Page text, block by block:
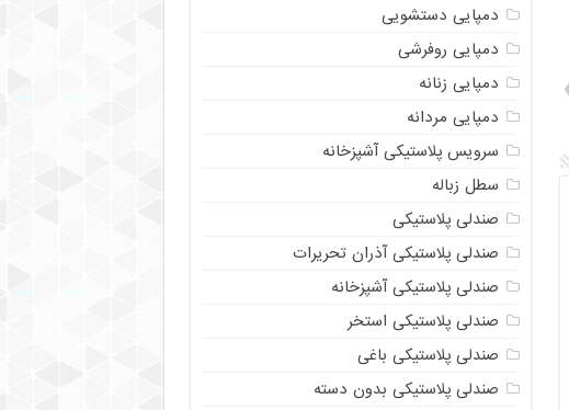
دمپایی دستشویی
دمپایی روفرشی
دمپایی زنانه
دمپایی مردانه
سرویس پلاستیکی آشپزخانه
سطل زباله
صندلی پلاستیکی
صندلی پلاستیکی آذران تحریرات
صندلی پلاستیکی آشپزخانه
صندلی پلاستیکی استخر
صندلی پلاستیکی باغی
صندلی پلاستیکی بدون دسته